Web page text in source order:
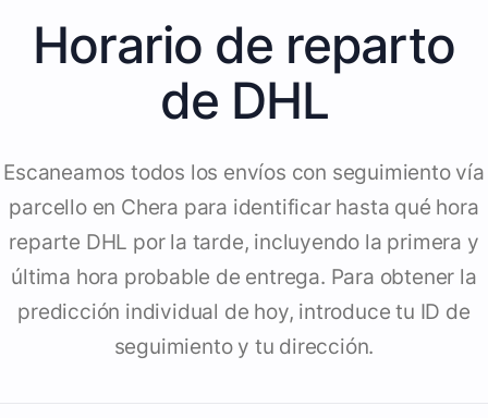
Horario de reparto
de DHL
Escaneamos todos los envíos con seguimiento vía
parcello en Chera para identificar hasta qué hora
reparte DHL por la tarde, incluyendo la primera y
última hora probable de entrega. Para obtener la
predicción individual de hoy, introduce tu ID de
seguimiento y tu dirección.